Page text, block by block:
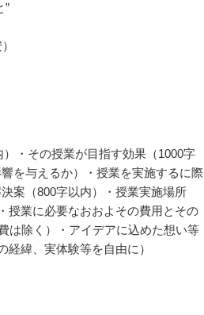
”
・その授業が目指す効果（1000字
を与えるか）・授業を実施するに際
案（800字以内）・授業実施場所
授業に必要なおおよその費用とその
は除く）・アイデアに込めた想い等
経緯、実体験等を自由に）